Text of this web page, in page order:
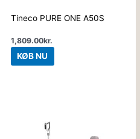
Tineco PURE ONE A50S
1,809.00kr.
KØB NU